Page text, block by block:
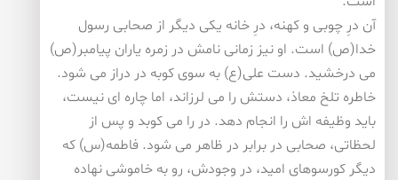
آن درِ چوبی و كهنه، درِ خانه یكی دیگر از صحابی رسول
خدا(ص) است. او نیز زمانی نامش در زمره یاران پیامبر(ص)
می درخشید. دست علی(ع) به سوی كوبه در دراز می شود.
خاطره تلخ معاذ، دستش را می لرزاند، اما چاره ای نیست،
باید وظیفه اش را انجام دهد. در را می كوبد و پس از
لحظاتی، صحابی در برابر در ظاهر می شود. فاطمه(س) كه
دیگر كورسوهای امید، در وجودش، رو به خاموشی نهاده